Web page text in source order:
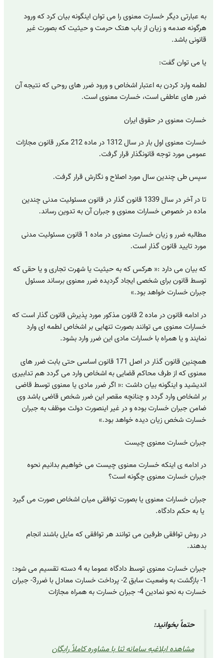
به عبارتی دیگر خسارت معنوی را می توان اینگونه بیان کرد که ورود
هرگونه صدمه و زیان از باب هتک حرمت و حیثیت که بصورت غیر
قانونی باشد.
یا می توان گفت:
لطمه وارد کردن به اعتبار اشخاص و ورود ضرر های روحی که نتیجه آن
ضرر های عاطفی است، خسارت معنوی است.
خسارت معنوی در حقوق ایران
خسارت معنوی اول بار در سال 1312 در ماده 212 مکرر قانون مجازات
عمومی مورد توجه قانونگذار قرار گرفت.
سپس طی چندین سال مورد اصلاح و نگارش قرار گرفت.
تا در آخر در سال 1339 قانون گذار در قانون مسئولیت مدنی چندین
ماده در خصوص خسارات معنوی و جبران آن به تدوین رساند.
مطالبه ضرر و زیان خسارت معنوی در ماده 1 قانون مسئولیت مدنی
مورد تایید قانون گذار است.
که بیان می دارد :« هرکس که به حیثیت یا شهرت تجاری و یا حقی که
توسط قانون برای شخصی ایجاد گردیده ضرر معنوی برساند مسئول
جبران خسارت خواهد بود.»
در ادامه قانون در ماده 2 قانون مذکور مورد پذیرش قانون گذار است که
خسارات معنوی می توانند بصورت تنهایی بر اشخاص لطمه ای وارد
نمایند و یا همراه با خسارات مادی این ضرر وارد بشود.
همچنین قانون گذار در اصل 171 قانون اساسی حتی بابت ضرر های
معنوی که از طرف محاکم قضایی به اشخاص وارد می گردد هم تدابیری
اندیشید و اینگونه بیان داشت :« اگر ضرر مادی یا معنوی توسط قاضی
بر اشخاص وارد گردد و چنانچه مقصر این ضرر شخص قاضی باشد وی
ضامن جبران خسارت بوده و در غیر اینصورت دولت موظف به جبران
خسارت شخص زیان دیده خواهد بود.»
جبران خسارت معنوی چیست
در ادامه ی اینکه خسارت معنوی چیست می خواهیم بدانیم نحوه
جبران خسارت معنوی چگونه است؟
جبران خسارات معنوی یا بصورت توافقی میان اشخاص صورت می گیرد
یا به حکم دادگاه.
در روش توافقی طرفین می توانند هر توافقی که مایل باشند انجام
بدهند.
جبران خسارت معنوی توسط دادگاه عموما به 4 دسته تقسیم می شود:
1- بازگشت به وضعیت سابق 2- پرداخت خسارت معادل با ضرر3- جبران
خسارت به نحو نمادین 4- جبران خسارت به همراه مجازات
حتماً بخوانید:
مشاهده ابلاغیه سامانه ثنا با مشاوره کاملاً رایگان